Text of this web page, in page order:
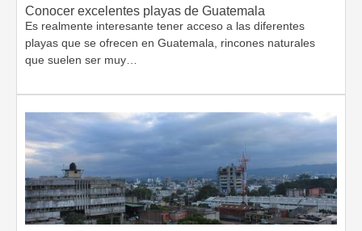
Conocer excelentes playas de Guatemala
Es realmente interesante tener acceso a las diferentes
playas que se ofrecen en Guatemala, rincones naturales
que suelen ser muy…